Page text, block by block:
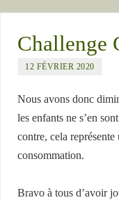
Challenge
12 FÉVRIER 2020
Nous avons donc
les enfants ne s’en
contre, cela
consommation.
Bravo à tous d’avoir